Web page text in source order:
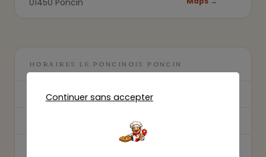
01450 Poncin
HORAIRES LE PONCINOIS PONCIN
LundiContinuer sans accepter